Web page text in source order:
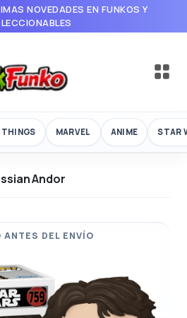
NOVEDADES EN FUNKOS Y
THINGS MARVEL ANIME STAR
Andor